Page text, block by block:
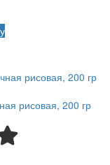
рисовая, 200 гр